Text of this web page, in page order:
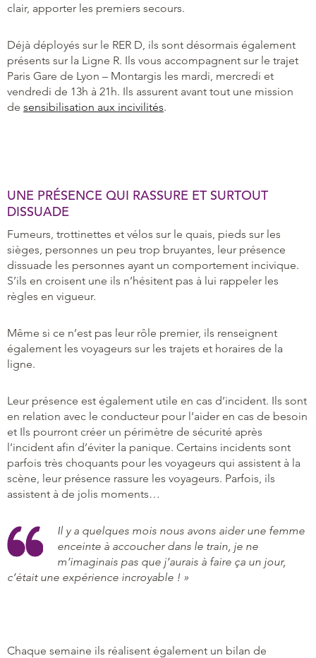
clair, apporter les premiers secours.
Déjà déployés sur le RER D, ils sont désormais également
présents sur la Ligne R. Ils vous accompagnent sur le trajet
Paris Gare de Lyon – Montargis les mardi, mercredi et
vendredi de 13h à 21h. Ils assurent avant tout une mission
de sensibilisation aux incivilités.
UNE PRÉSENCE QUI RASSURE ET SURTOUT
DISSUADE
Fumeurs, trottinettes et vélos sur le quais, pieds sur les
sièges, personnes un peu trop bruyantes, leur présence
dissuade les personnes ayant un comportement incivique.
S’ils en croisent une ils n’hésitent pas à lui rappeler les
règles en vigueur.
Même si ce n’est pas leur rôle premier, ils renseignent
également les voyageurs sur les trajets et horaires de la
ligne.
Leur présence est également utile en cas d’incident. Ils sont
en relation avec le conducteur pour l’aider en cas de besoin
et Ils pourront créer un périmètre de sécurité après
l’incident afin d’éviter la panique. Certains incidents sont
parfois très choquants pour les voyageurs qui assistent à la
scène, leur présence rassure les voyageurs. Parfois, ils
assistent à de jolis moments…
Il y a quelques mois nous avons aider une femme
enceinte à accoucher dans le train, je ne
m’imaginais pas que j’aurais à faire ça un jour,
c’était une expérience incroyable ! »
Chaque semaine ils réalisent également un bilan de